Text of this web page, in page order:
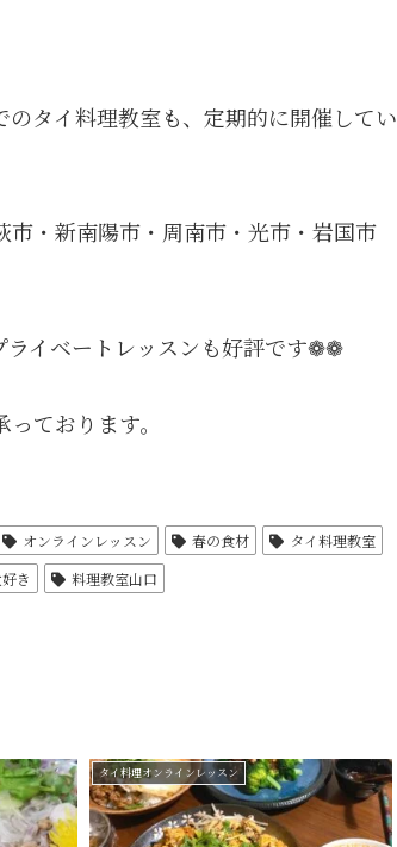
タイ料理教室も、定期的に開催してい
・新南陽市・周南市・光市・岩国市
ライベートレッスンも好評です❁❁
ております。
オンラインレッスン 春の食材
タイ料理教室
き
料理教室山口
タイ料理オンラインレッスン